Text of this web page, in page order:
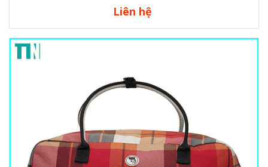
Liên hệ